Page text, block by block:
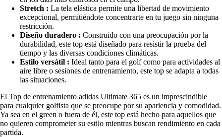
Stretch : La tela elástica permite una libertad de movimiento
excepcional, permitiéndote concentrarte en tu juego sin ninguna
restricción.
Diseño duradero : Construido con una preocupación por la
durabilidad, este top está diseñado para resistir la prueba del
tiempo y las diversas condiciones climáticas.
Estilo versátil : Ideal tanto para el golf como para actividades al
aire libre o sesiones de entrenamiento, este top se adapta a todas
las situaciones.
El Top de entrenamiento adidas Ultimate 365 es un imprescindible
para cualquier golfista que se preocupe por su apariencia y comodidad.
Ya sea en el green o fuera de él, este top está hecho para aquellos que
no quieren comprometer su estilo mientras buscan rendimiento en cada
partida.